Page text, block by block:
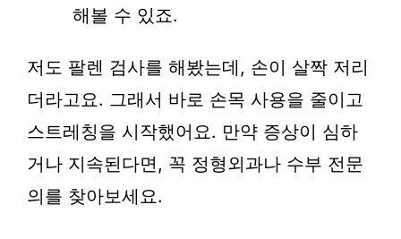
해볼 수 있죠.
저도 팔렌 검사를 해봤는데, 손이 살짝 저리
더라고요. 그래서 바로 손목 사용을 줄이고
스트레칭을 시작했어요. 만약 증상이 심하
거나 지속된다면, 꼭 정형외과나 수부 전문
의를 찾아보세요.